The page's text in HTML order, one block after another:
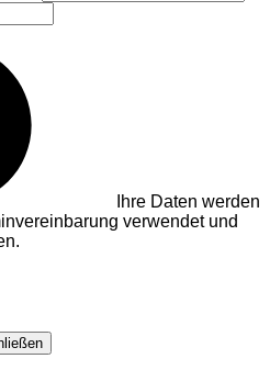
Ihre Daten werden
verwendet und